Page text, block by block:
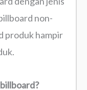
non-
produk hampir